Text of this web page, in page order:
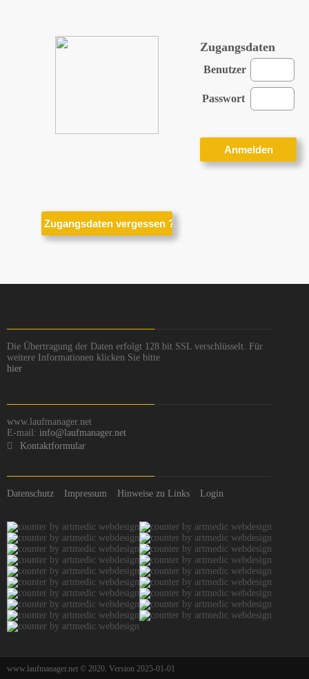
Zugangsdaten
Benutzer
Passwort
Die Übertragung der Daten erfolgt 128 bit SSL verschlüsselt. Für
weitere Informationen klicken Sie bitte
hier
www.laufmanager.net
E-mail: info@laufmanager.net
Kontaktformular
Datenschutz Impressum Hinweise zu Links Login
www.laufmanager.net © 2020. Version 2025-01-01